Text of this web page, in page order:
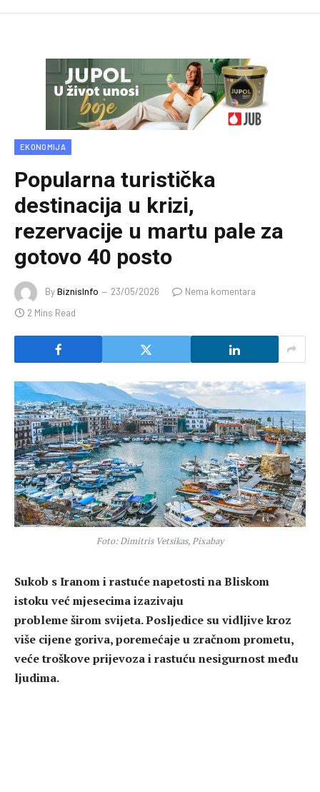
EKONOMIJA
Popularna turistička
destinacija u krizi,
rezervacije u martu pale za
gotovo 40 posto
ByBiznisInfo 23/05/2026
Nema komentara
2 Mins Read
Foto: Dimitris Vetsikas, Pixabay
Sukob s Iranom i rastuće napetosti na Bliskom
istoku već mjesecima izazivaju
probleme širom svijeta. Posljedice su vidljive kroz
više cijene goriva, poremećaje u zračnom prometu,
veće troškove prijevoza i rastuću nesigurnost među
ljudima.